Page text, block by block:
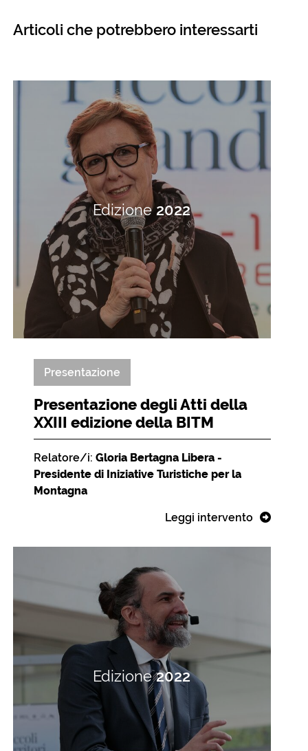
Articoli che potrebbero interessarti
Edizione2022
Presentazione
Presentazione degli Atti della
XXIII edizione della BITM
Relatore/i: Gloria Bertagna Libera -
Presidente di Iniziative Turistiche per la
Montagna
Leggi intervento
Edizione2022